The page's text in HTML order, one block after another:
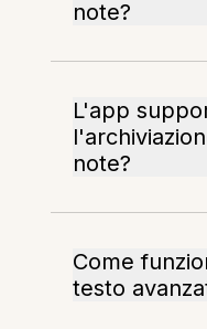
note?
L'app
note?
Come
testo